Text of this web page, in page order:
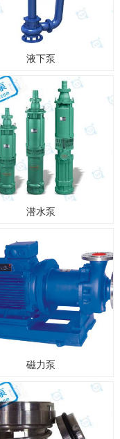
液下泵
潜水泵
磁力泵